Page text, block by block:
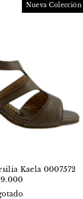
Nueva Colección
Kaela 0007572